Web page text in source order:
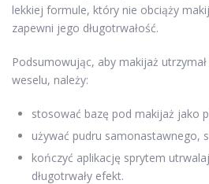
lekkiej formule, który nie obciąży
zapewni jego długotrwałość.
Podsumowując, aby makijaż
weselu, należy:
stosować bazę pod makijaż jako
używać pudru samonastawnego,
kończyć aplikację sprytem
długotrwały efekt.